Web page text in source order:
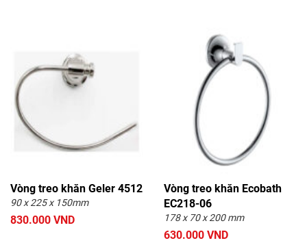
Vòng treo khăn Geler 4512
90 x 225 x 150mm
830.000 VND
Vòng treo khăn Ecobath
EC218-06
178 x 70 x 200 mm
630.000 VND